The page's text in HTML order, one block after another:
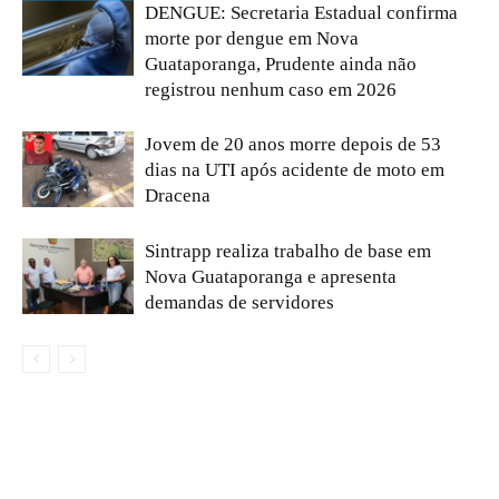
DENGUE: Secretaria Estadual confirma
morte por dengue em Nova
Guataporanga, Prudente ainda não
registrou nenhum caso em 2026
Jovem de 20 anos morre depois de 53
dias na UTI após acidente de moto em
Dracena
Sintrapp realiza trabalho de base em
Nova Guataporanga e apresenta
demandas de servidores